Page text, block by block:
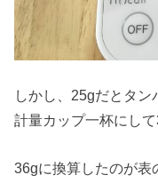
しかし、25gだとタ
計量カップ一杯にし
36gに換算したのが表